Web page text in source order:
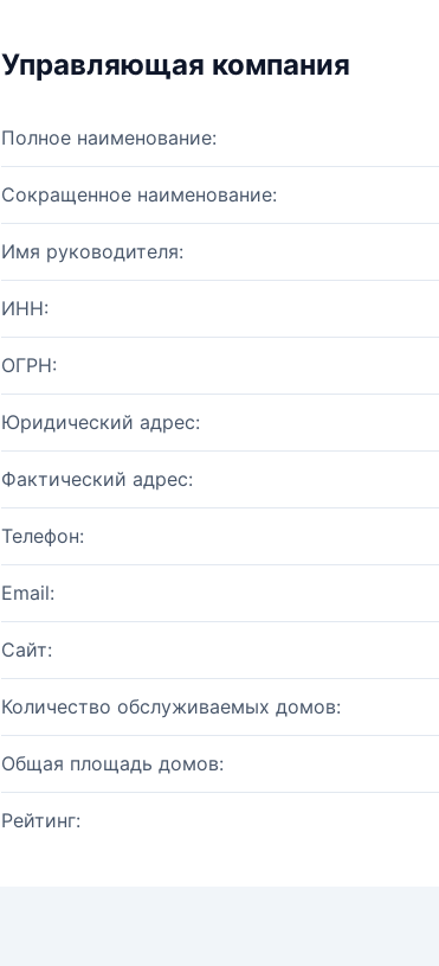
Управляющая компания
Полное наименование:
Сокращенное наименование:
Имя руководителя:
ИНН:
ОГРН:
Юридический адрес:
Фактический адрес:
Телефон:
Email:
Сайт:
Количество обслуживаемых домов:
Общая площадь домов:
Рейтинг: